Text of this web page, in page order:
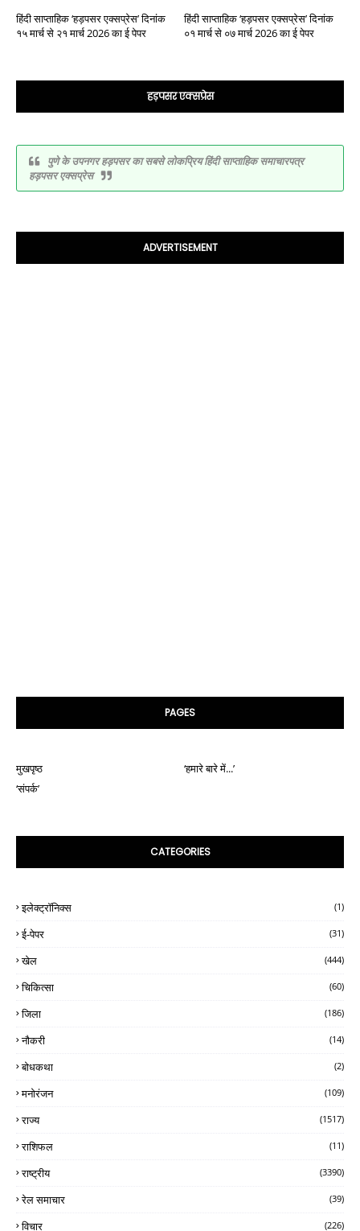
हिंदी साप्ताहिक ‘हड़पसर एक्सप्रेस’ दिनांक
१५ मार्च से २१ मार्च 2026 का ई पेपर
हिंदी साप्ताहिक ‘हड़पसर एक्सप्रेस’ दिनांक
०१ मार्च से ०७ मार्च 2026 का ई पेपर
हड़पसर एक्सप्रेस
पुणे के उपनगर हड़पसर का सबसे लोकप्रिय हिंदी साप्ताहिक समाचारपत्र
हड़पसर एक्सप्रेस
ADVERTISEMENT
PAGES
मुखपृष्ठ
‘हमारे बारे में...’
‘संपर्क’
CATEGORIES
इलेक्ट्रॉनिक्स (1)
ई-पेपर (31)
खेल (444)
चिकित्सा (60)
जिला (186)
नौकरी (14)
बोधकथा (2)
मनोरंजन (109)
राज्य (1517)
राशिफल (11)
राष्ट्रीय (3390)
रेल समाचार (39)
विचार (226)